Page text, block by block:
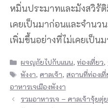
หมิ่นประมาทและมังสวิรั
เคยเป็นมาก่อนและจำน
เพิ่มขึ้นอย่างที่ไม่เคยเป็น
Categories
ผจญภัยไปกับแนน,ท่องเที่ยว,
Tags
พังงา,ศาลเจ้า,สถานที่ท่องเที่
อาหารเจเมืองพังงา
รวมอาหารเจ – ศาลเจ้าจุ้ยตุ่